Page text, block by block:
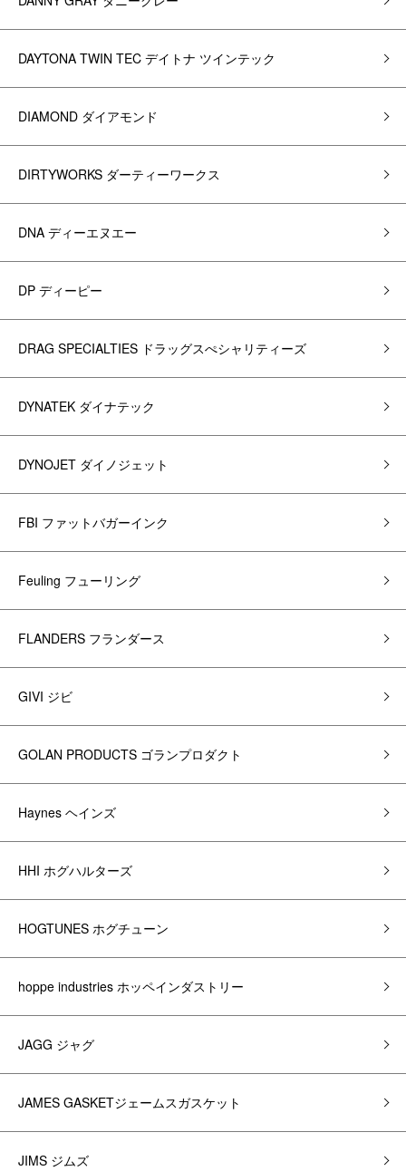
DAYTONA TWIN TEC デイトナ ツインテック
DIAMOND ダイアモンド
DIRTYWORKS ダーティーワークス
DNA ディーエヌエー
DP ディーピー
DRAG SPECIALTIES ドラッグスぺシャリティーズ
DYNATEK ダイナテック
DYNOJET ダイノジェット
FBI ファットバガーインク
Feuling フューリング
FLANDERS フランダース
GIVI ジビ
GOLAN PRODUCTS ゴランプロダクト
Haynes ヘインズ
HHI ホグハルターズ
HOGTUNES ホグチューン
hoppe industries ホッペインダストリー
JAGG ジャグ
JAMES GASKETジェームスガスケット
JIMS ジムズ